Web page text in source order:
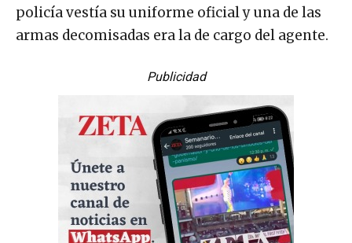
policía vestía su uniforme oficial y una de las
armas decomisadas era la de cargo del agente.
Publicidad